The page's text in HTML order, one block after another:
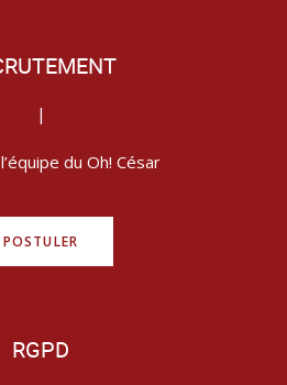
|
du Oh! César
POSTULER
RGPD